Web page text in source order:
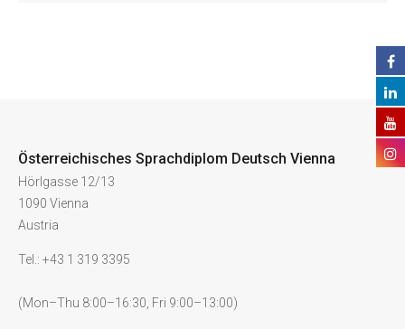
Österreichisches Sprachdiplom Deutsch Vienna
Hörlgasse 12/13
1090 Vienna
Austria
Tel.: +43 1 319 3395
(Mon–Thu 8:00–16:30, Fri 9:00–13:00)